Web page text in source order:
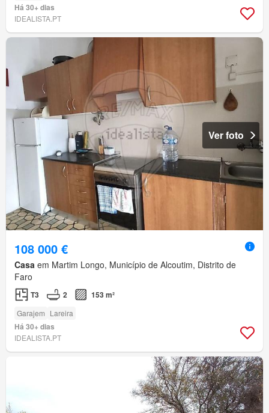
Há 30+ dias
IDEALISTA.PT
Ver foto
108 000 €
Casa em Martim Longo, Município de Alcoutim, Distrito de
Faro
T3 2 153 m²
Garajem Lareira
Há 30+ dias
IDEALISTA.PT